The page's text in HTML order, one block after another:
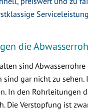
die
sind
sind gar nicht zu
In den Rohrleitungen
Die Verstopfung ist